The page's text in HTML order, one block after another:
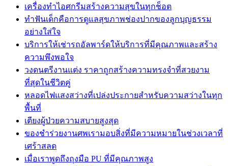
เครื่องทำไอศกรีมสร้างความสุขในทุกช็อต
ทำฟันเด็กคือการดูแลสุขภาพช่องปากของลูกบุญธรรม
อย่างใส่ใจ
บริการให้เช่ารถอัลพาร์ดให้บริการที่มีคุณภาพและสร้าง
ความพึงพอใจ
วงดนตรีงานแต่ง ราคาถูกสร้างความทรงจำที่สวยงาม
ที่สุดในชีวิตคู่
หลอดไฟแสงสว่างที่เปล่งประกายสำหรับความสว่างในทุก
พื้นที่
เตียงผู้ป่วยความสบายสูงสุด
ของชำร่วยงานศพเรามอบสิ่งที่มีความหมายในช่วงเวลาที่
เศร้าสลด
เมื่อเราพูดถึงถุงมือ PU ที่มีคุณภาพสูง